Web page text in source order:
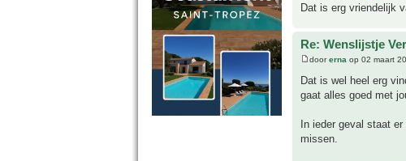
Dat is erg vriendelijk
Re: Wenslijstje
doorerna op 02 maart
Dat is wel heel erg
gaat alles goed met
In ieder geval staat
missen.